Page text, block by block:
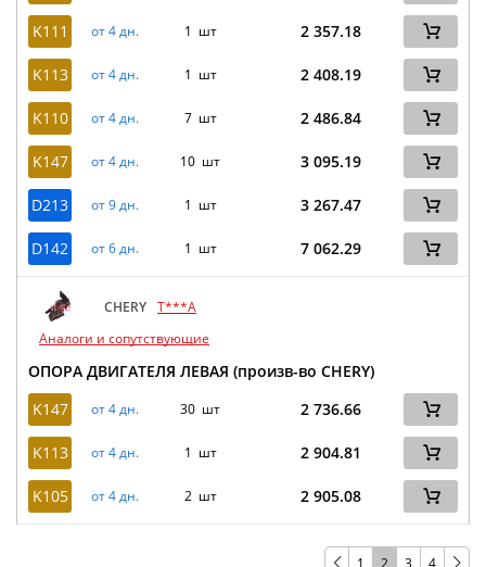
K111 от 4 дн. 1 шт 2 357.18
K113 от 4 дн. 1 шт 2 408.19
K110 от 4 дн. 7 шт 2 486.84
K147 от 4 дн. 10 шт 3 095.19
D213 от 9 дн. 1 шт 3 267.47
D142 от 6 дн. 1 шт 7 062.29
CHERY T***A
Аналоги и сопутствующие
ОПОРА ДВИГАТЕЛЯ ЛЕВАЯ (произв-во CHERY)
K147
от 4 дн. 30 шт 2 736.66
K113 от 4 дн. 1 шт 2 904.81
K105 от 4 дн. 2 шт 2 905.08
1 2 3 4